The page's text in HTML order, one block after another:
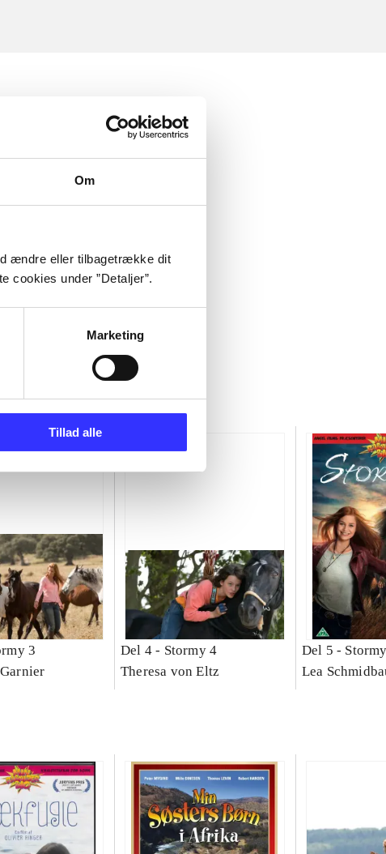
Om
ændre eller tilbagetrække dit
cookies under ”Detaljer”.
Marketing
Tillad alle
3
Del 4 - Stormy 4
Theresa von Eltz
Del 5 -
Lea